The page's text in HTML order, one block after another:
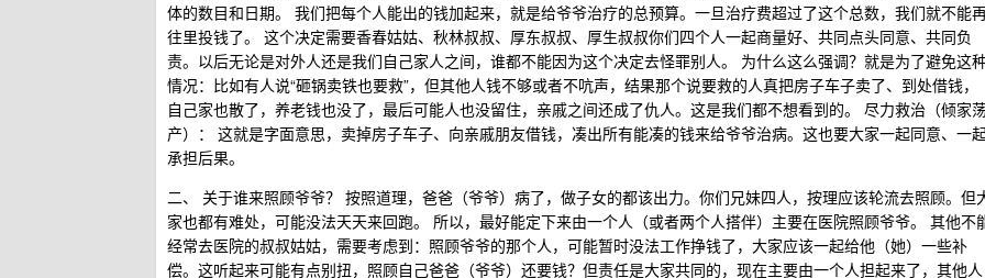
体的数目和日期。 我们把每个人能出的钱加起来，就是给爷爷治疗的总预算。一旦治疗费超过了这个总数，我们就不能
往里投钱了。 这个决定需要香春姑姑、秋林叔叔、厚东叔叔、厚生叔叔你们四个人一起商量好、共同点头同意、共同负
责。以后无论是对外人还是我们自己家人之间，谁都不能因为这个决定去怪罪别人。 为什么这么强调？就是为了避免这
情况：比如有人说“砸锅卖铁也要救”，但其他人钱不够或者不吭声，结果那个说要救的人真把房子车子卖了、到处借钱，
自己家也散了，养老钱也没了，最后可能人也没留住，亲戚之间还成了仇人。这是我们都不想看到的。 尽力救治（倾家
产）： 这就是字面意思，卖掉房子车子、向亲戚朋友借钱，凑出所有能凑的钱来给爷爷治病。这也要大家一起同意、一
承担后果。
二、 关于谁来照顾爷爷？ 按照道理，爸爸（爷爷）病了，做子女的都该出力。你们兄妹四人，按理应该轮流去照顾。但
家也都有难处，可能没法天天来回跑。 所以，最好能定下来由一个人（或者两个人搭伴）主要在医院照顾爷爷。 其他不
经常去医院的叔叔姑姑，需要考虑到：照顾爷爷的那个人，可能暂时没法工作挣钱了，大家应该一起给他（她）一些补
偿。这听起来可能有点别扭，照顾自己爸爸（爷爷）还要钱？但责任是大家共同的，现在主要由一个人担起来了，其他人